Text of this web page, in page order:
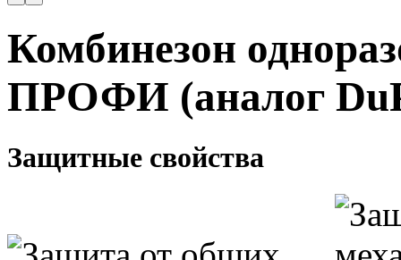
Комбинезон
ПРОФИ (аналог
Защитные свойства